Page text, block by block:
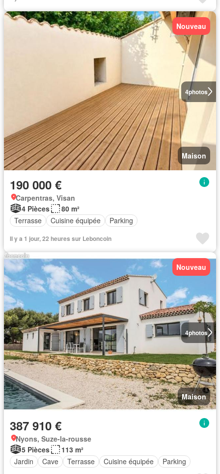
4photos
Nouveau
Maison
190 000 €
Carpentras, Visan
4 Pièces
80 m²
Terrasse
Cuisine équipée Parking
Il y a 1 jour, 22 heures sur Leboncoin
4photos
Nouveau
Maison
387 910 €
Nyons, Suze-la-rousse
5 Pièces
113 m²
Jardin
Cave Terrasse Cuisine équipée Parking